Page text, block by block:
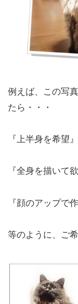
例えば、この写
たら・・・
『上半身を希望』
『全身を描いて
『顔のアップで
等のように、ご